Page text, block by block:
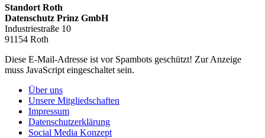
Standort Roth
Datenschutz Prinz GmbH
Industriestraße 10
91154 Roth
Diese E-Mail-Adresse ist vor Spambots geschützt! Zur Anzeige
muss JavaScript eingeschaltet sein.
Über uns
Unsere Mitgliedschaften
Impressum
Datenschutzerklärung
Social Media Konzept